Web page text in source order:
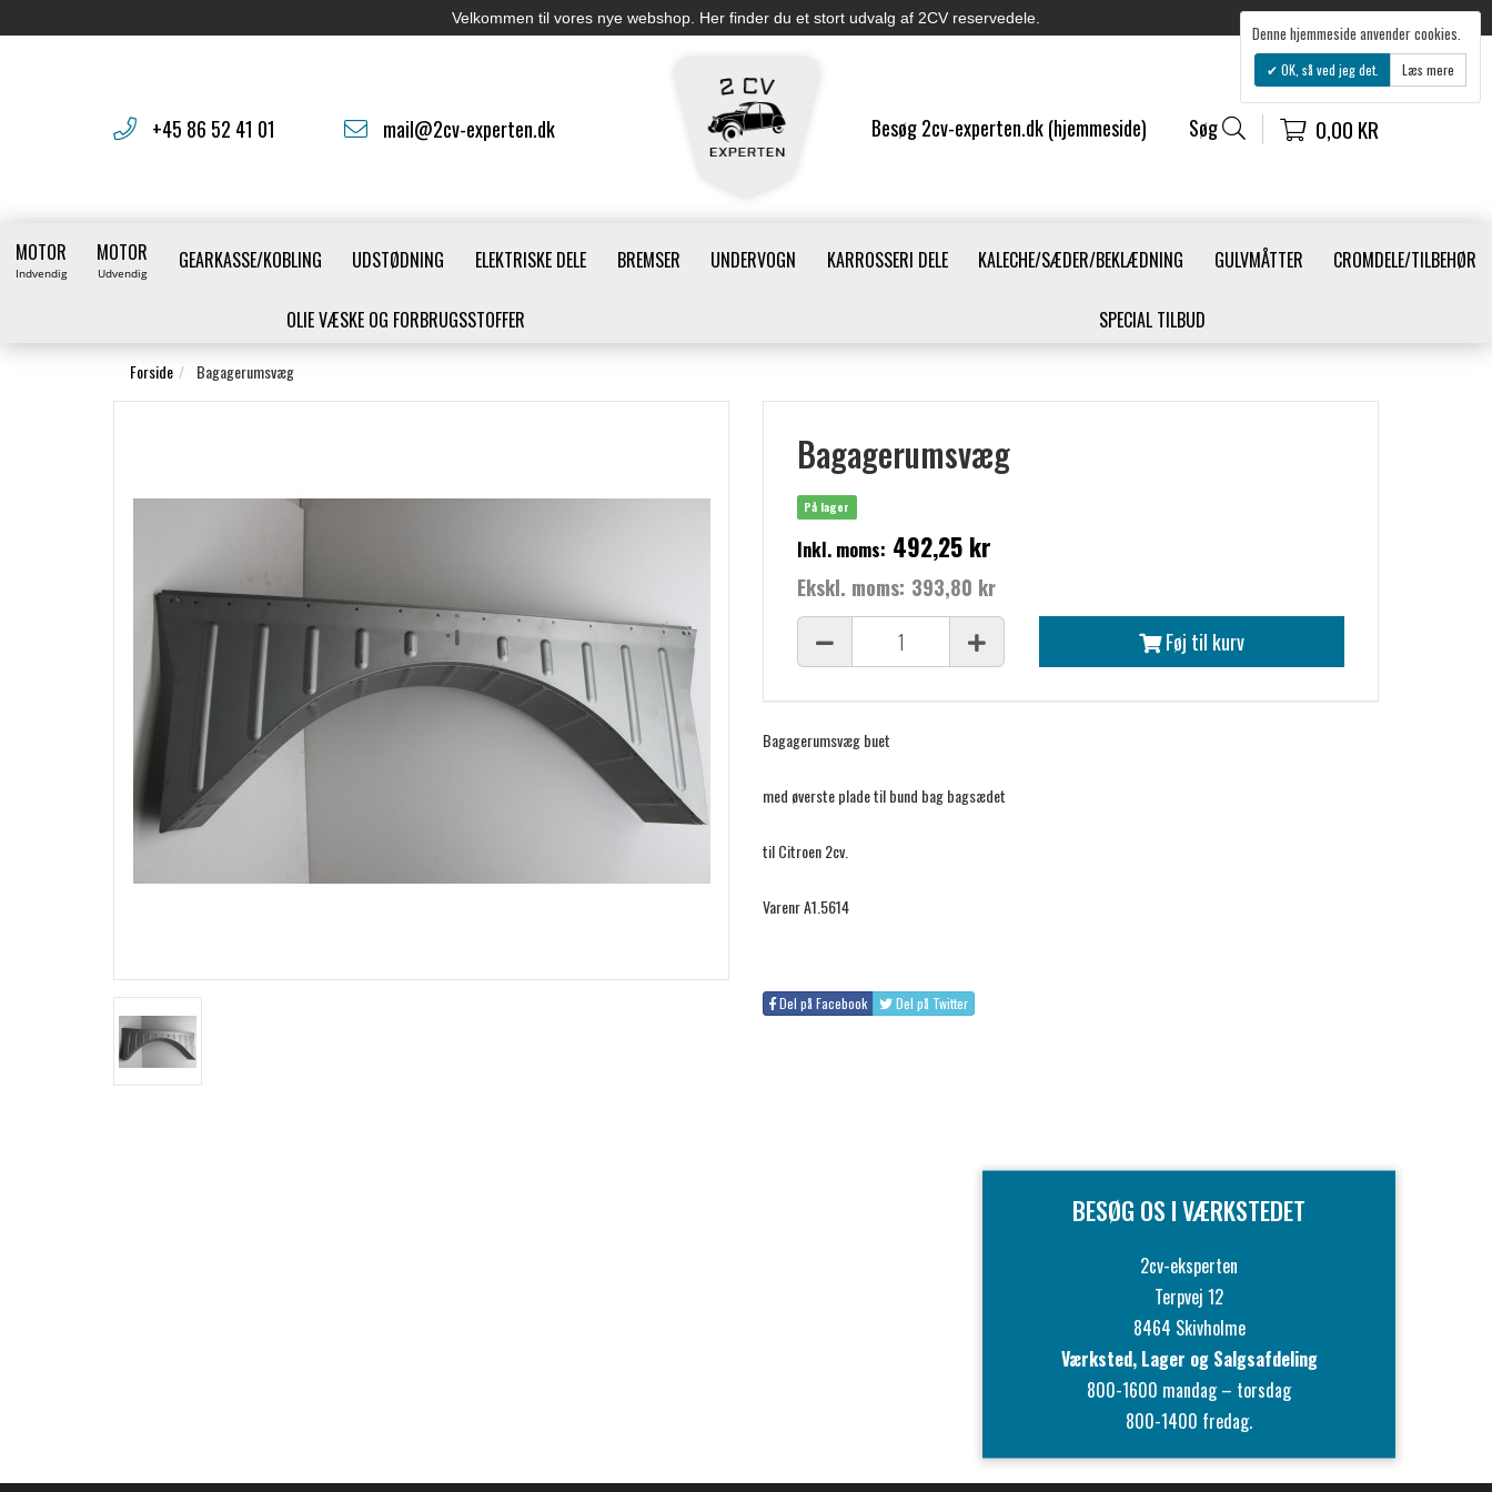
Velkommen til vores nye webshop. Her finder du et stort udvalg af 2CV reservedele.
+45 86 52 41 01 mail@2cv-experten.dk Besøg 2cv-experten.dk (hjemmeside) Søg 0,00 KR
MOTOR
Indvendig
MOTOR
Udvendig GEARKASSE/KOBLING UDSTØDNING ELEKTRISKE DELE BREMSER UNDERVOGN KARROSSERI DELE KALECHE/SÆDER/BEKLÆDNING GULVMÅTTER CROMDELE/TILBEHØR
OLIE VÆSKE OG FORBRUGSSTOFFER SPECIAL TILBUD
Forside Bagagerumsvæg
Bagagerumsvæg
På lager
Inkl. moms: 492,25 kr
Ekskl. moms: 393,80 kr
Føj til kurv
Bagagerumsvæg buet
med øverste plade til bund bag bagsædet
til Citroen 2cv.
Varenr A1.5614
Del på Facebook Del på Twitter
BESØG OS I VÆRKSTEDET
2cv-eksperten
Terpvej 12
8464 Skivholme
Værksted, Lager og Salgsafdeling
800-1600 mandag – torsdag
800-1400 fredag.
Denne hjemmeside anvender cookies.
OK, så ved jeg det. Læs mere